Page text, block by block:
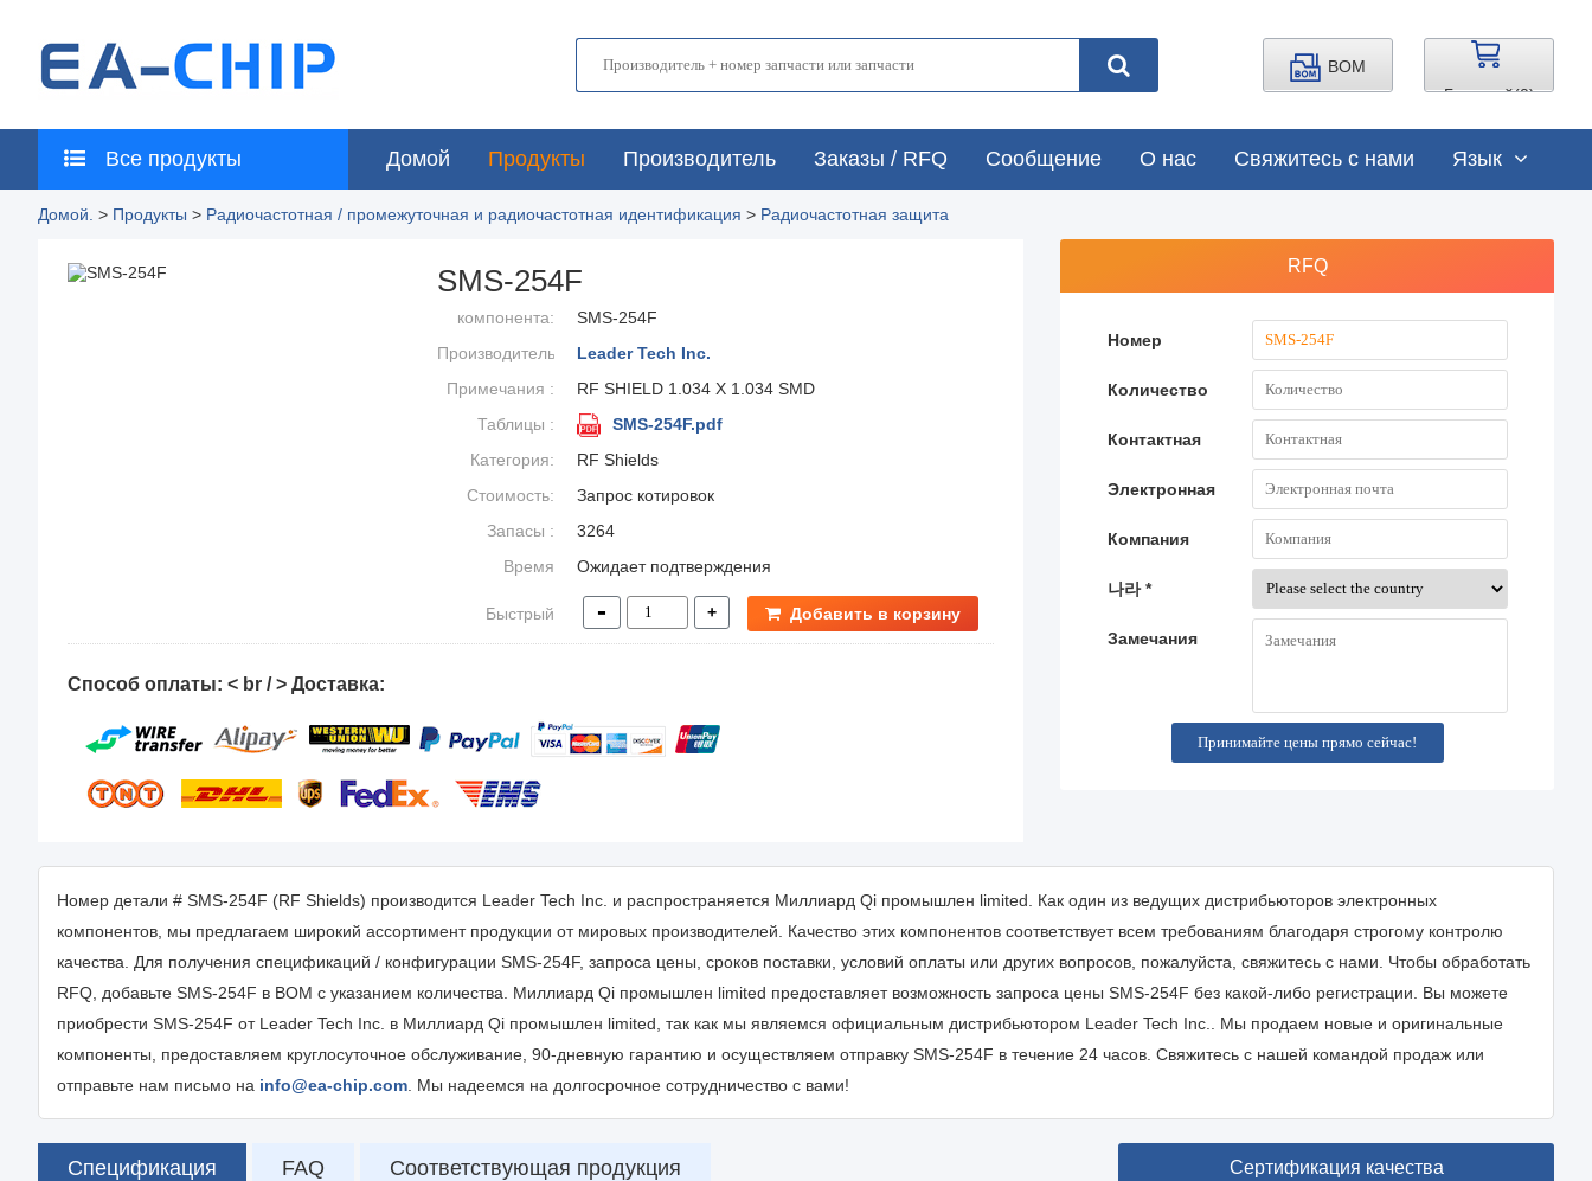
BOM
Грузовой(0)
Все продукты Домой Продукты Производитель Заказы / RFQ Сообщение О нас Свяжитесь с нами Язык
Домой. > Продукты > Радиочастотная / промежуточная и радиочастотная идентификация > Радиочастотная защита
SMS-254F
компонента:
SMS-254F
Производитель
:
Leader Tech Inc.
Примечания :
RF SHIELD 1.034 X 1.034 SMD
Таблицы :
SMS-254F.pdf
Категория:
RF Shields
Стоимость:
Запрос котировок
Запасы :
3264
Время
Ожидает подтверждения
Быстрый
запрос:
- + Добавить в корзину
Способ оплаты: < br / > Доставка:
RFQ
Номер
Количество
Контактная
Электронная
почта
Компания
나라 *
Замечания
Номер детали # SMS-254F (RF Shields) производится Leader Tech Inc. и распространяется Миллиард Qi промышлен limited. Как один из ведущих дистрибьюторов электронных
компонентов, мы предлагаем широкий ассортимент продукции от мировых производителей. Качество этих компонентов соответствует всем требованиям благодаря строгому контролю
качества. Для получения спецификаций / конфигурации SMS-254F, запроса цены, сроков поставки, условий оплаты или других вопросов, пожалуйста, свяжитесь с нами. Чтобы обработать
RFQ, добавьте SMS-254F в BOM с указанием количества. Миллиард Qi промышлен limited предоставляет возможность запроса цены SMS-254F без какой-либо регистрации. Вы можете
приобрести SMS-254F от Leader Tech Inc. в Миллиард Qi промышлен limited, так как мы являемся официальным дистрибьютором Leader Tech Inc.. Мы продаем новые и оригинальные
компоненты, предоставляем круглосуточное обслуживание, 90-дневную гарантию и осуществляем отправку SMS-254F в течение 24 часов. Свяжитесь с нашей командой продаж или
отправьте нам письмо на info@ea-chip.com . Мы надеемся на долгосрочное сотрудничество с вами!
Спецификация FAQ Соответствующая продукция Сертификация качества